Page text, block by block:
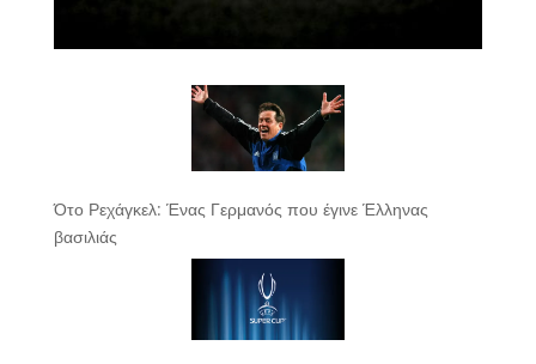
Ότο Ρεχάγκελ: Ένας Γερμανός που έγινε Έλληνας
βασιλιάς